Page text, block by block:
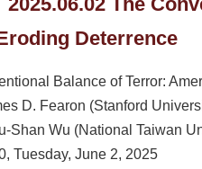
Deterrence
Balance of Terror:
D. Fearon (Stanford
Shan Wu (National Taiwan
Tuesday, June 2, 2025